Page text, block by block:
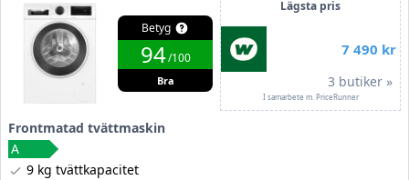
Betyg
94/100
Bra
Lägsta pris
7 490 kr
3 butiker »
I samarbete m. PriceRunner
Frontmatad tvättmaskin
9 kg tvättkapacitet